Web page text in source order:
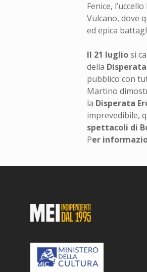
Fenice,
Vulcano, dove
ed epica
Il 21 lugliosi
della
pubblico con
Martino
la Disperata
imprevedibile,
spettacoli di
Per